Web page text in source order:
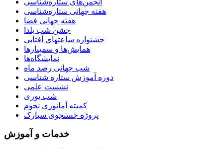
هفته جهانی ستاره‌شناسی
هفته جهانی فضا
جشن شب یلدا
جشنواره ساعتهای آفتابی
همایش‌ها و سمینارها
نمایشگاه‌ها
شب جهانی رصد ماه
دوره آموزش ستاره شناسی
نشست علمی
شب یوری
کمیته آماتوری نجوم
پروژه جستجوی سیارک
خدمات و آموزش